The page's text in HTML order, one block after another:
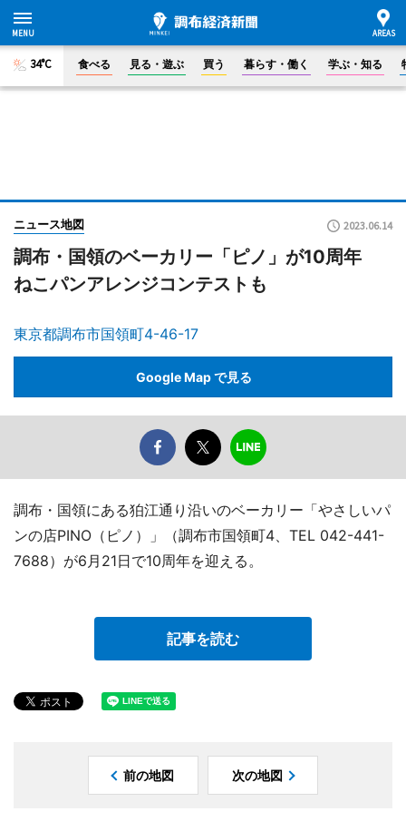
34°C 食べる 見る・遊ぶ 買う 暮らす・働く 学ぶ・知る
ニュース地図 2023.06.14
調布・国領のベーカリー「ピノ」が10周年
ねこパンアレンジコンテストも
東京都調布市国領町4-46-17
Google Map で見る
調布・国領にある狛江通り沿いのベーカリー「やさしいパ
ンの店PINO（ピノ）」（調布市国領町4、TEL 042-441-
7688）が6月21日で10周年を迎える。
記事を読む
前の地図 次の地図